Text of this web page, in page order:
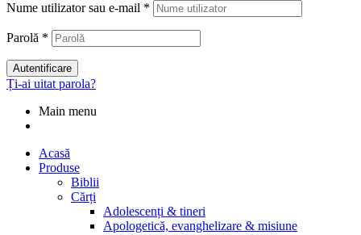
Nume utilizator sau e-mail *
Parolă *
Autentificare
Ți-ai uitat parola?
Main menu
Acasă
Produse
Biblii
Cărți
Adolescenți & tineri
Apologetică, evanghelizare & misiune